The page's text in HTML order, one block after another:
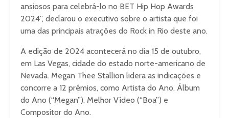
ansiosos para celebrá-lo no BET Hip Hop Awards
2024”, declarou o executivo sobre o artista que foi
uma das principais atrações do Rock in Rio deste ano.
A edição de 2024 acontecerá no dia 15 de outubro,
em Las Vegas, cidade do estado norte-americano de
Nevada. Megan Thee Stallion lidera as indicações e
concorre a 12 prêmios, como Artista do Ano, Álbum
do Ano (“Megan”), Melhor Vídeo (“Boa”) e
Compositor do Ano.